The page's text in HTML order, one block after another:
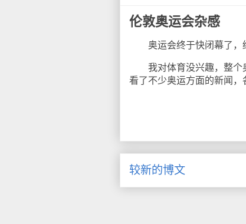
伦敦奥运会杂感
奥运会终于快闭幕了，终
我对体育没兴趣，整个奥
看了不少奥运方面的新闻，
较新的博文